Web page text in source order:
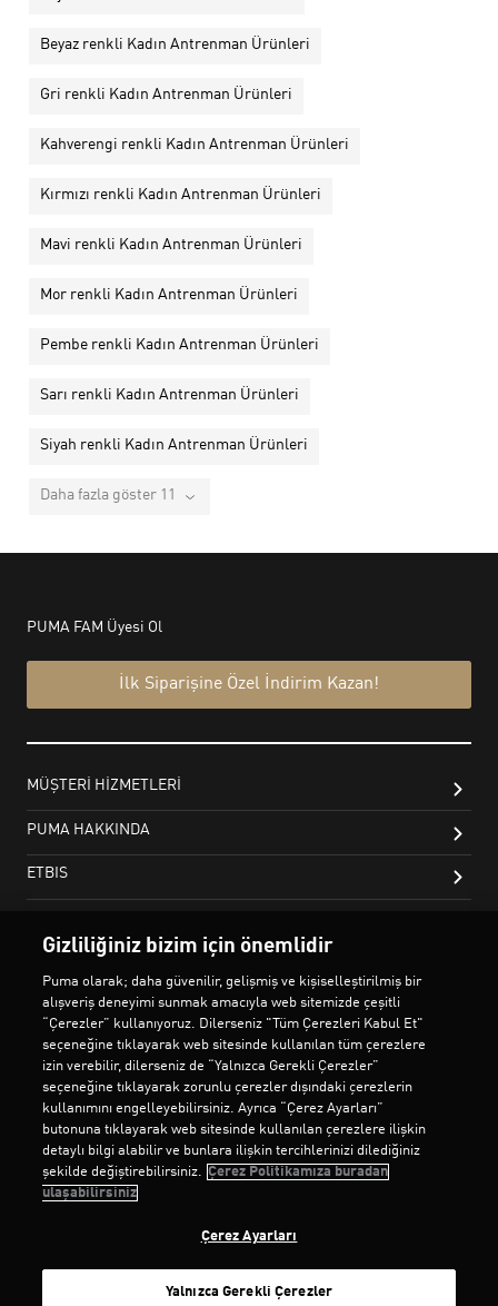
Beyaz renkli Kadın Antrenman Ürünleri
Gri renkli Kadın Antrenman Ürünleri
Kahverengi renkli Kadın Antrenman Ürünleri
Kırmızı renkli Kadın Antrenman Ürünleri
Mavi renkli Kadın Antrenman Ürünleri
Mor renkli Kadın Antrenman Ürünleri
Pembe renkli Kadın Antrenman Ürünleri
Sarı renkli Kadın Antrenman Ürünleri
Siyah renkli Kadın Antrenman Ürünleri
Daha fazla göster 11
Gizliliğiniz bizim için önemlidir
Puma olarak; daha güvenilir, gelişmiş ve kişiselleştirilmiş bir
alışveriş deneyimi sunmak amacıyla web sitemizde çeşitli
“Çerezler” kullanıyoruz. Dilerseniz "Tüm Çerezleri Kabul Et"
seçeneğine tıklayarak web sitesinde kullanılan tüm çerezlere
izin verebilir, dilerseniz de “Yalnızca Gerekli Çerezler”
seçeneğine tıklayarak zorunlu çerezler dışındaki çerezlerin
kullanımını engelleyebilirsiniz. Ayrıca “Çerez Ayarları”
butonuna tıklayarak web sitesinde kullanılan çerezlere ilişkin
detaylı bilgi alabilir ve bunlara ilişkin tercihlerinizi dilediğiniz
şekilde değiştirebilirsiniz. Çerez Politikamıza buradan
ulaşabilirsiniz
Çerez Ayarları
Yalnızca Gerekli Çerezler